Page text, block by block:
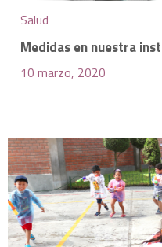
Salud
Medidas en nuestra
10 marzo, 2020